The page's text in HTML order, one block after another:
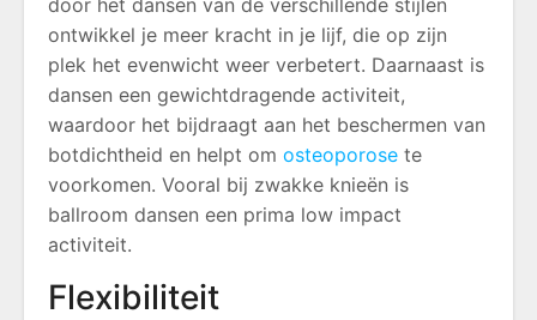
door het dansen van de verschillende stijlen
ontwikkel je meer kracht in je lijf, die op zijn
plek het evenwicht weer verbetert. Daarnaast is
dansen een gewichtdragende activiteit,
waardoor het bijdraagt aan het beschermen van
botdichtheid en helpt om osteoporose te
voorkomen. Vooral bij zwakke knieën is
ballroom dansen een prima low impact
activiteit.
Flexibiliteit